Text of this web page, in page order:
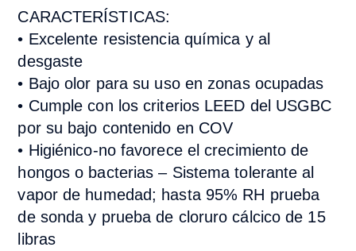
CARACTERÍSTICAS:
• Excelente resistencia química y al
desgaste
• Bajo olor para su uso en zonas ocupadas
• Cumple con los criterios LEED del USGBC
por su bajo contenido en COV
• Higiénico-no favorece el crecimiento de
hongos o bacterias – Sistema tolerante al
vapor de humedad; hasta 95% RH prueba
de sonda y prueba de cloruro cálcico de 15
libras